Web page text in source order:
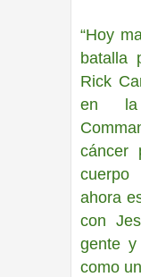
“Hoy
batalla
Rick
en la
cáncer
ahora
con
gente y
como